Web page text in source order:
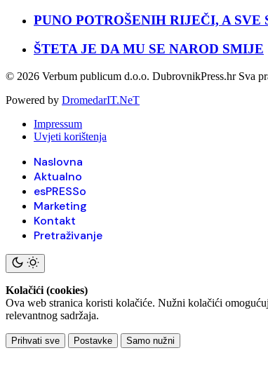
PUNO POTROŠENIH RIJEČI, A
ŠTETA JE DA MU SE NAROD SMIJE
© 2026 Verbum publicum d.o.o. DubrovnikPress.hr Sva
Powered by DromedarIT.NeT
Impressum
Uvjeti korištenja
Naslovna
Aktualno
esPRESSo
Marketing
Kontakt
Pretraživanje
Kolačići (cookies)
Ova web stranica koristi kolačiće. Nužni kolačići
relevantnog sadržaja.
Prihvati sve Postavke Samo nužni